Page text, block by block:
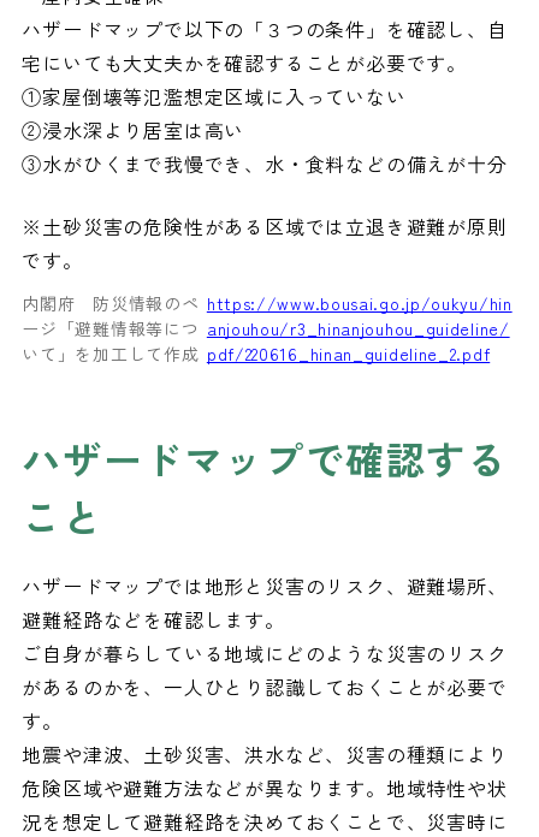
ハザードマップで以下の「３つの条件」を確認し、自
宅にいても大丈夫かを確認することが必要です。
①家屋倒壊等氾濫想定区域に入っていない
②浸水深より居室は高い
③水がひくまで我慢でき、水・食料などの備えが十分
※土砂災害の危険性がある区域では立退き避難が原則
です。
内閣府 防災情報のペ
ージ「避難情報等につ
いて」を加工して作成
https://www.bousai.go.jp/oukyu/hin
anjouhou/r3_hinanjouhou_guideline/
pdf/220616_hinan_guideline_2.pdf
ハザードマップで確認する
こと
ハザードマップでは地形と災害のリスク、避難場所、
避難経路などを確認します。
ご自身が暮らしている地域にどのような災害のリスク
があるのかを、一人ひとり認識しておくことが必要で
す。
地震や津波、土砂災害、洪水など、災害の種類により
危険区域や避難方法などが異なります。地域特性や状
況を想定して避難経路を決めておくことで、災害時に